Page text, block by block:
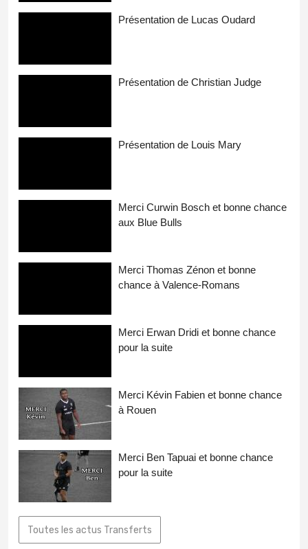
Présentation de Lucas Oudard
Présentation de Christian Judge
Présentation de Louis Mary
Merci Curwin Bosch et bonne chance
aux Blue Bulls
Merci Thomas Zénon et bonne
chance à Valence-Romans
Merci Erwan Dridi et bonne chance
pour la suite
Merci Kévin Fabien et bonne chance
à Rouen
Merci Ben Tapuai et bonne chance
pour la suite
Toutes les actus Transferts